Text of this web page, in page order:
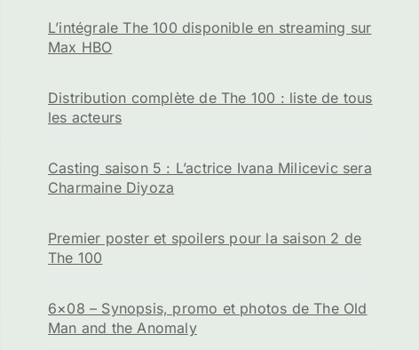
L’intégrale The 100 disponible en streaming sur
Max HBO
Distribution complète de The 100 : liste de tous
les acteurs
Casting saison 5 : L’actrice Ivana Milicevic sera
Charmaine Diyoza
Premier poster et spoilers pour la saison 2 de
The 100
6×08 – Synopsis, promo et photos de The Old
Man and the Anomaly